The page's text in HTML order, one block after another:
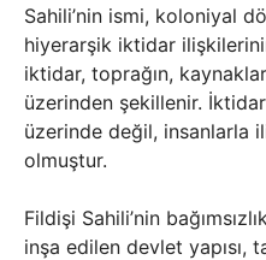
Sahili’nin ismi, koloniyal
hiyerarşik iktidar
iktidar, toprağın,
üzerinden şekillenir.
üzerinde değil, insanlarla
olmuştur.
Fildişi Sahili’nin
inşa edilen devlet yapısı,